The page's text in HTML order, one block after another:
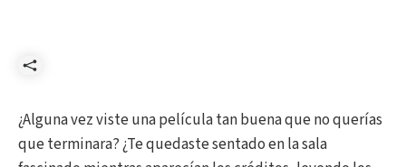
Compartir
¿Alguna vez viste una película tan buena que no querías
que terminara? ¿Te quedaste sentado en la sala